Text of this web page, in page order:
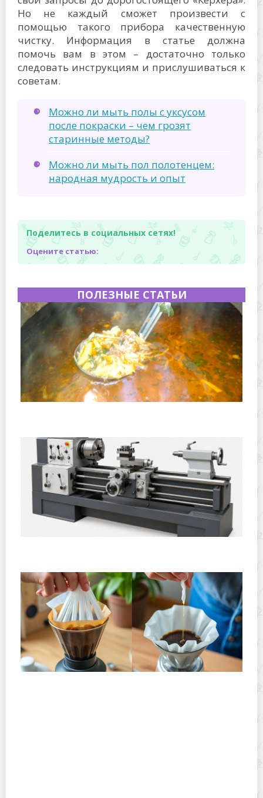
Но не каждый сможет произвести с
помощью такого прибора качественную
чистку. Информация в статье должна
помочь вам в этом – достаточно только
следовать инструкциям и прислушиваться к
советам.
Можно ли мыть полы с уксусом
после покраски – чем грозят
старинные методы?
Можно ли мыть пол полотенцем:
народная мудрость и опыт
Поделитесь в социальных сетях!
Оцените статью:
ПОЛЕЗНЫЕ СТАТЬИ